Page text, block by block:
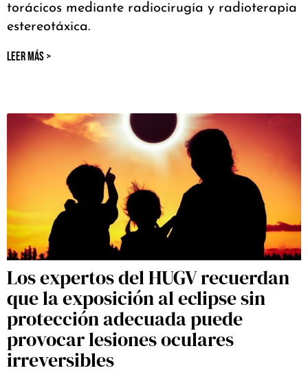
torácicos mediante radiocirugía y radioterapia
estereotáxica.
LEER MÁS >
Los expertos del HUGV recuerdan
que la exposición al eclipse sin
protección adecuada puede
provocar lesiones oculares
irreversibles